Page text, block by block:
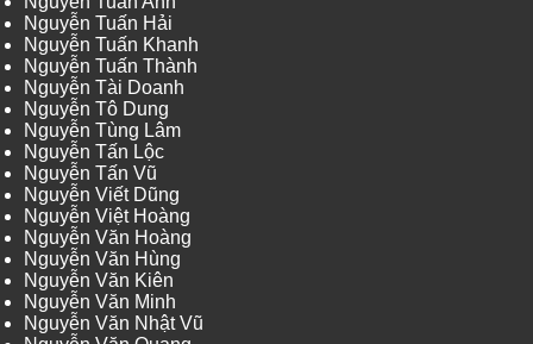
Nguyễn Tuấn Hải
Nguyễn Tuấn Khanh
Nguyễn Tuấn Thành
Nguyễn Tài Doanh
Nguyễn Tô Dung
Nguyễn Tùng Lâm
Nguyễn Tấn Lộc
Nguyễn Tấn Vũ
Nguyễn Viết Dũng
Nguyễn Việt Hoàng
Nguyễn Văn Hoàng
Nguyễn Văn Hùng
Nguyễn Văn Kiên
Nguyễn Văn Minh
Nguyễn Văn Nhật Vũ